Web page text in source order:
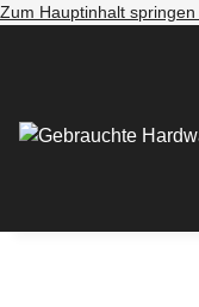
Zum Hauptinhalt springen